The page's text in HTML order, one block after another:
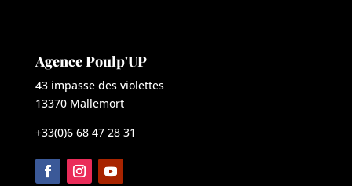
Agence Poulp'UP
43 impasse des violettes
13370 Mallemort
+33(0)6 68 47 28 31